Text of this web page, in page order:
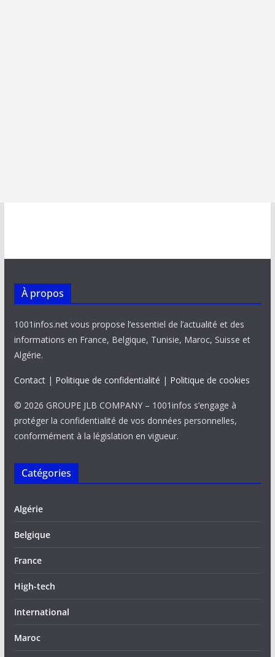
À propos
1001infos.net vous propose l’essentiel de l’actualité et des
informations en France, Belgique, Tunisie, Maroc, Suisse et
Algérie.
Contact| Politique de confidentialité | Politique de cookies
© 2026 GROUPE JLB COMPANY – 1001infos s’engage à
protéger la confidentialité de vos données personnelles,
conformément à la législation en vigueur.
Catégories
Algérie
Belgique
France
High-tech
International
Maroc